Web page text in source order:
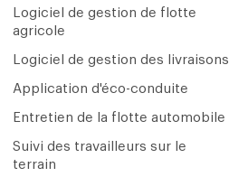
Logiciel de gestion de flotte
agricole
Logiciel de gestion des livraisons
Application d'éco-conduite
Entretien de la flotte automobile
Suivi des travailleurs sur le
terrain